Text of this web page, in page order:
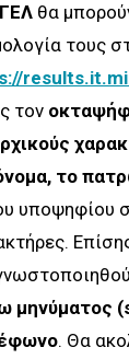
θα
τους
τον
το
υποψηφίου
μηνύματος
. Θα